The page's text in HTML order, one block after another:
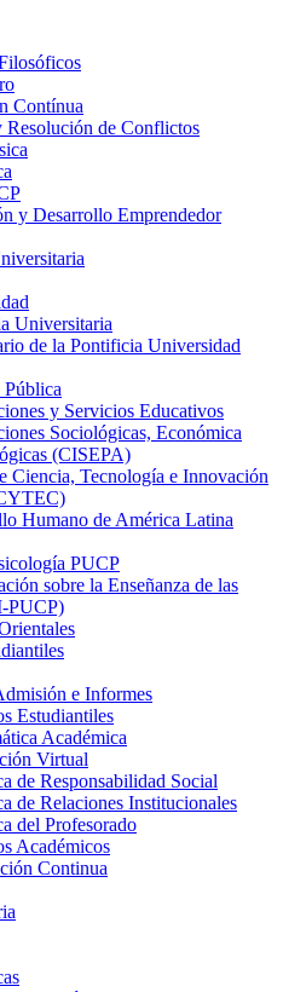
Contínua
Resolución de Conflictos
y Desarrollo Emprendedor
Universitaria
de la Pontificia Universidad
y Servicios Educativos
Sociológicas, Económica
(CISEPA)
Ciencia, Tecnología e Innovación
Humano de América Latina
PUCP
sobre la Enseñanza de las
PUCP)
e Informes
Estudiantiles
Académica
Virtual
de Responsabilidad Social
de Relaciones Institucionales
del Profesorado
Académicos
Continua